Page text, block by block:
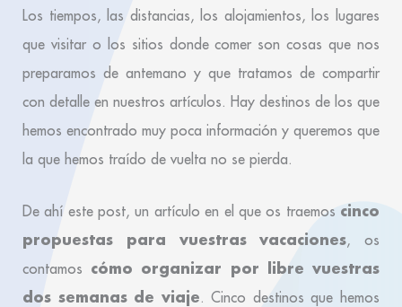
Los tiempos, las distancias, los alojamientos, los lugares
que visitar o los sitios donde comer son cosas que nos
preparamos de antemano y que tratamos de compartir
con detalle en nuestros artículos. Hay destinos de los que
hemos encontrado muy poca información y queremos que
la que hemos traído de vuelta no se pierda.
De ahí este post, un artículo en el que os traemos cinco
propuestas para vuestras vacaciones, os
contamos cómo organizar por libre vuestras
dos semanas de viaje. Cinco destinos que hemos